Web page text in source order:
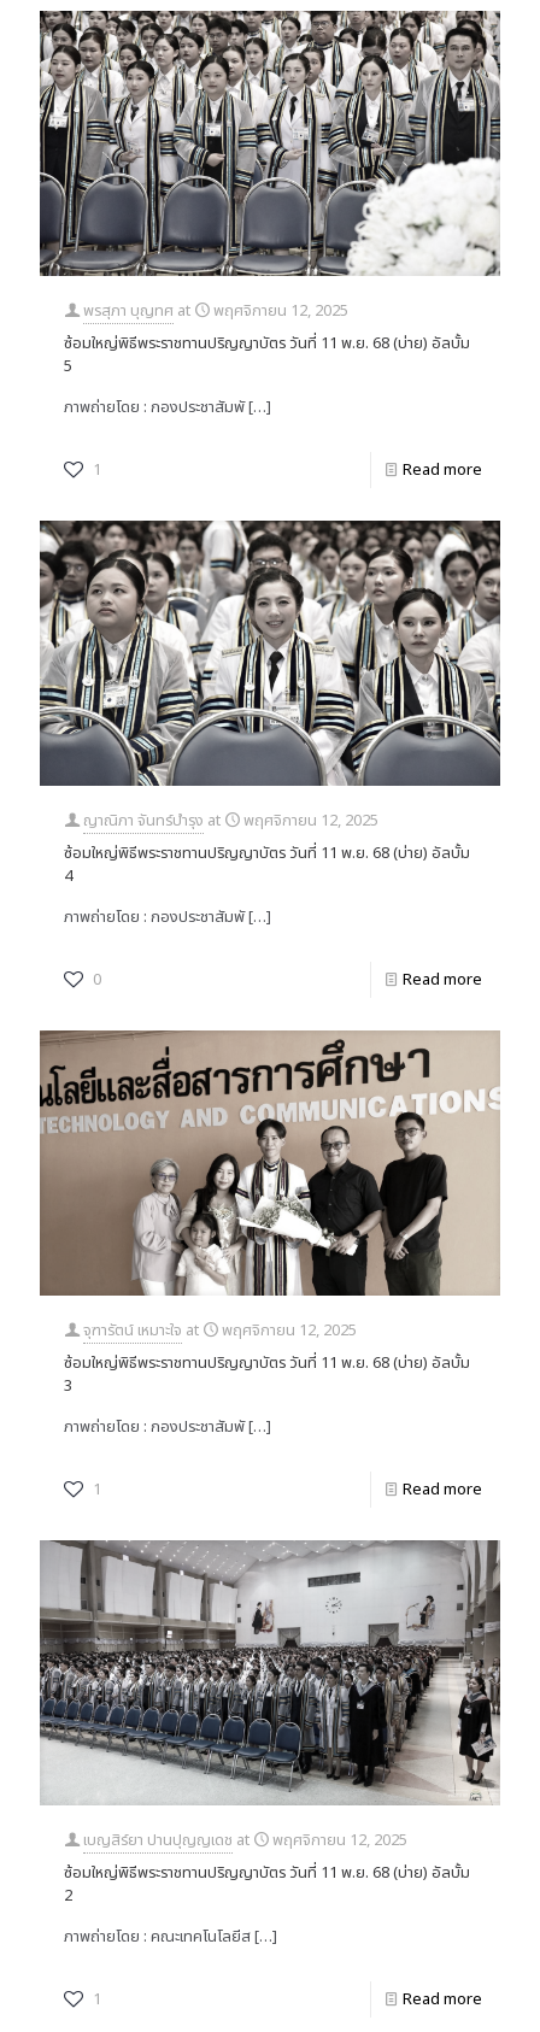
พรสุภา บุญทศ at
พฤศจิกายน 12, 2025
ซ้อมใหญ่พิธีพระราชทานปริญญาบัตร วันที่ 11 พ.ย. 68 (บ่าย) อัลบั้ม
5
ภาพถ่ายโดย : กองประชาสัมพั[…]
1 Read more
ญาณิภา จันทร์บำรุง at
พฤศจิกายน 12, 2025
ซ้อมใหญ่พิธีพระราชทานปริญญาบัตร วันที่ 11 พ.ย. 68 (บ่าย) อัลบั้ม
4
ภาพถ่ายโดย : กองประชาสัมพั[…]
0 Read more
จุฑารัตน์ เหมาะใจ at
พฤศจิกายน 12, 2025
ซ้อมใหญ่พิธีพระราชทานปริญญาบัตร วันที่ 11 พ.ย. 68 (บ่าย) อัลบั้ม
3
ภาพถ่ายโดย : กองประชาสัมพั[…]
1 Read more
เบญสิร์ยา ปานปุญญเดช at
พฤศจิกายน 12, 2025
ซ้อมใหญ่พิธีพระราชทานปริญญาบัตร วันที่ 11 พ.ย. 68 (บ่าย) อัลบั้ม
2
ภาพถ่ายโดย : คณะเทคโนโลยีส[…]
1 Read more